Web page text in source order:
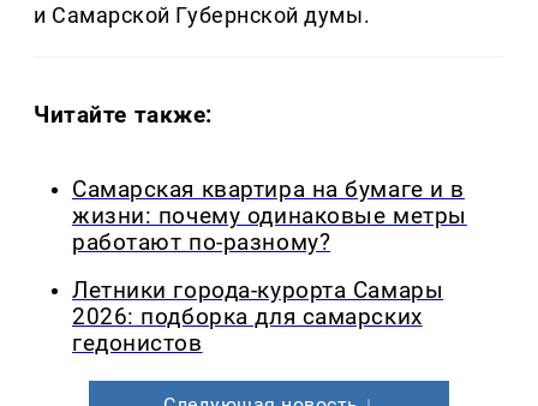
и Самарской Губернской думы.
Читайте также:
Самарская квартира на бумаге и в
жизни: почему одинаковые метры
работают по-разному?
Летники города-курорта Самары
2026: подборка для самарских
гедонистов